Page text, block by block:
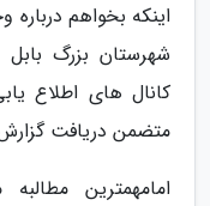
اینکه بخواهم
شهرستان بزرگ بابل
کانال های اطلاع
متضمن دریافت
امامهمترین